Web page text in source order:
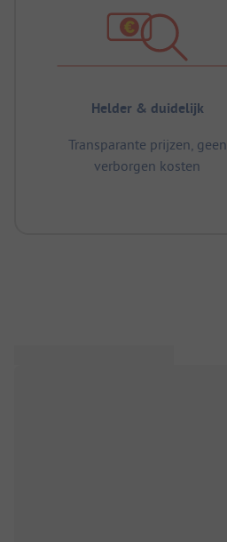
Helder & duidelijk
Transparante prijzen, geen
verborgen kosten